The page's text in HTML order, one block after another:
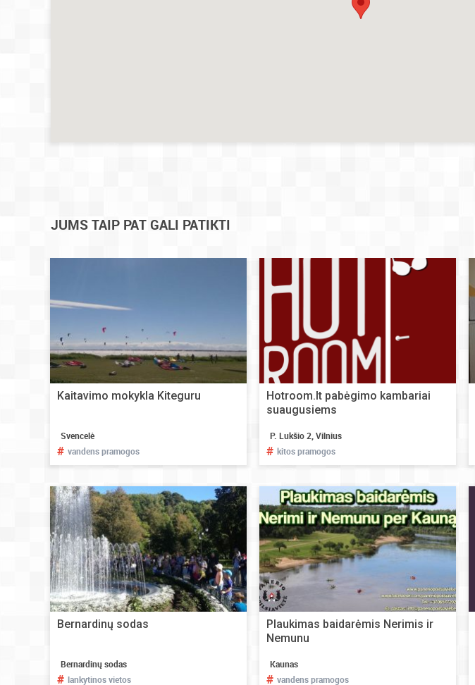
JUMS TAIP PAT GALI PATIKTI
Kaitavimo mokykla Kiteguru
Svencelė
# vandens pramogos
Hotroom.lt pabėgimo kambariai
suaugusiems
P. Lukšio 2, Vilnius
# kitos pramogos
Bernardinų sodas
Bernardinų sodas
# lankytinos vietos
Plaukimas baidarėmis Nerimis ir
Nemunu
Kaunas
# vandens pramogos